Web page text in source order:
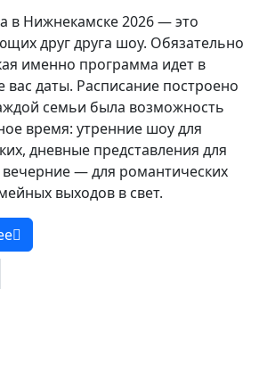
в Нижнекамске 2026 — это
друг друга шоу. Обязательно
именно программа идет в
даты. Расписание построено
семьи была возможность
время: утренние шоу для
дневные представления для
— для романтических
выходов в свет.